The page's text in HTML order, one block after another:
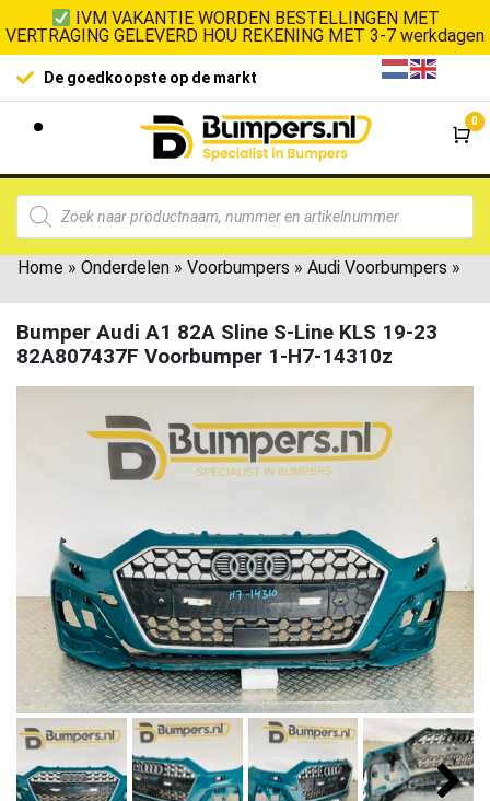
IVM VAKANTIE WORDEN BESTELLINGEN MET
VERTRAGING GELEVERD HOU REKENING MET 3-7 werkdagen
De goedkoopste op de markt
0
Home » Onderdelen » Voorbumpers » Audi Voorbumpers »
Bumper Audi A1 82A Sline S-Line KLS 19-23
82A807437F Voorbumper 1-H7-14310z